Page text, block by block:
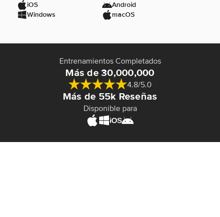
iOS
Android
Windows
macOS
Entrenamientos Completados
Más de 30,000,000
4.8/5.0
Más de 55k Reseñas
Disponible para